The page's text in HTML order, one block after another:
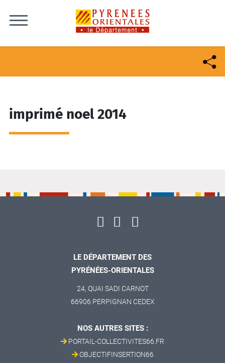
imprimé noel 2014
LE DÉPARTEMENT DES
PYRÉNÉES-ORIENTALES
24, QUAI SADI CARNOT
66906 PERPIGNAN CEDEX
NOS AUTRES SITES :
PORTAIL-COLLECTIVITES66.FR
OBJECTIFINSERTION66